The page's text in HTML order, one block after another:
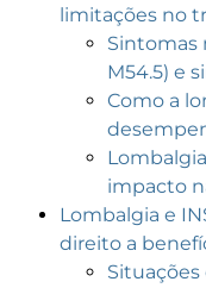
limitações no
Sintomas
M54.5) e
Como a
impacto
Lombalgia e
direito a